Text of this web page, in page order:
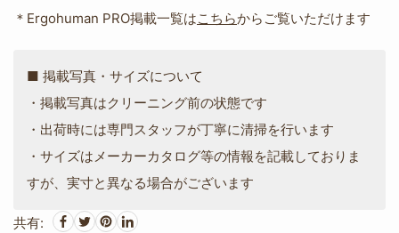
＊Ergohuman PRO掲載一覧はこちらからご覧いただけます
■ 掲載写真・サイズについて
・掲載写真はクリーニング前の状態です
・出荷時には専門スタッフが丁寧に清掃を行います
・サイズはメーカーカタログ等の情報を記載しておりま
すが、実寸と異なる場合がございます
共有: